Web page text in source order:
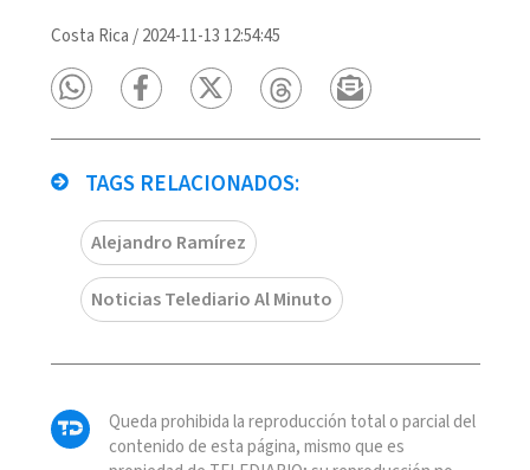
Costa Rica /2024-11-13 12:54:45
TAGS RELACIONADOS:
Alejandro Ramírez
Noticias Telediario Al Minuto
Queda prohibida la reproducción total o parcial del
contenido de esta página, mismo que es